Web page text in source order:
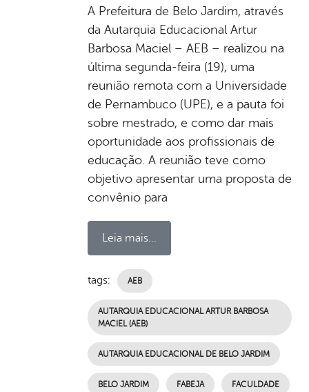
A Prefeitura de Belo Jardim, através
da Autarquia Educacional Artur
Barbosa Maciel – AEB – realizou na
última segunda-feira (19), uma
reunião remota com a Universidade
de Pernambuco (UPE), e a pauta foi
sobre mestrado, e como dar mais
oportunidade aos profissionais de
educação. A reunião teve como
objetivo apresentar uma proposta de
convênio para
Leia mais...
tags: AEB
AUTARQUIA EDUCACIONAL ARTUR BARBOSA
MACIEL (AEB)
AUTARQUIA EDUCACIONAL DE BELO JARDIM
BELO JARDIM FABEJA FACULDADE